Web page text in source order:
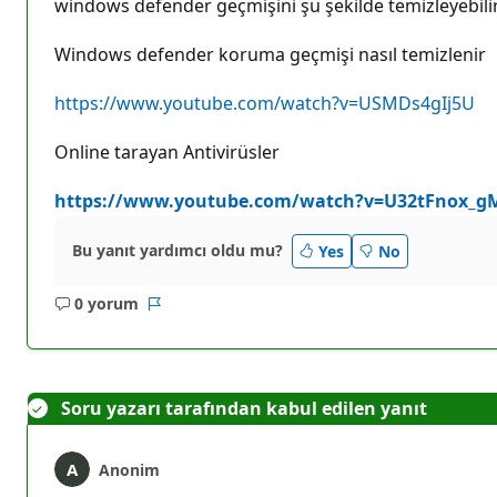
k
u
a
ı
windows defender geçmişini şu şekilde
Windows defender koruma geçmişi nasıl temizlenir
https://www.youtube.com/watch?v=USMDs4gIj5U
Online tarayan Antivirüsler
https://www.youtube.com/
Bu yanıt yardımcı oldu mu? Yes No
0 yorum
Açıklama
Soru yazarı tarafından kabul edilen yanıt
Anonim